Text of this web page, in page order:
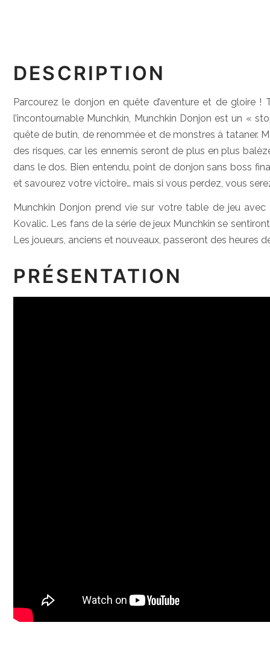
DESCRIPTION
Parcourez le donjon en quête d’aventure et de gloire
l’incontournable Munchkin, Munchkin Donjon est un «
quête de butin, de renommée et de monstres à tataner.
des risques, car les ennemis seront de plus en plus
dans le dos. Bien entendu, point de donjon sans boss
et savourez votre victoire… mais si vous perdez, vous
Munchkin Donjon prend vie sur votre table de jeu
Kovalic. Les fans de la série de jeux Munchkin se
Les joueurs, anciens et nouveaux, passeront des heures
PRÉSENTATION